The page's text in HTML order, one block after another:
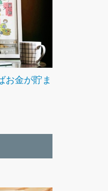
お金が貯ま